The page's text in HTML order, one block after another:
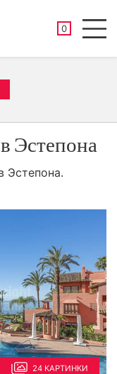
0
Эстепона
Эстепона.
24 КАРТИНКИ